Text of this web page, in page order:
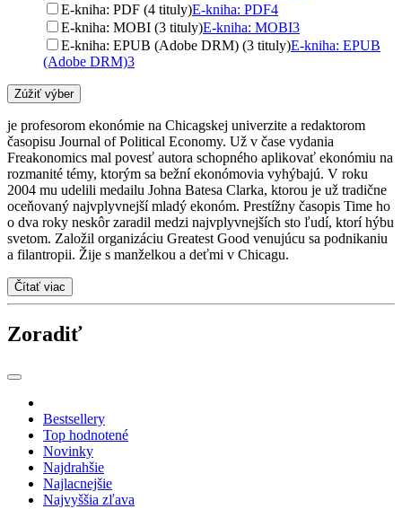
E-kniha: PDF (4 tituly)E-kniha: PDF4
E-kniha: MOBI (3 tituly)E-kniha: MOBI3
E-kniha: EPUB (Adobe DRM) (3 tituly)E-kniha: EPUB
(Adobe DRM)3
Zúžiť výber
je profesorom ekonómie na Chicagskej univerzite a redaktorom
časopisu Journal of Political Economy. Už v čase vydania
Freakonomics mal povesť autora schopného aplikovať ekonómiu na
rozmanité témy, ktorým sa bežní ekonómovia vyhýbajú. V roku
2004 mu udelili medailu Johna Batesa Clarka, ktorou je už tradične
oceňovaný najvplyvnejší mladý ekonóm. Prestížny časopis Time ho
o dva roky neskôr zaradil medzi najvplyvnejších sto ľudí, ktorí hýbu
svetom. Založil organizáciu Greatest Good venujúcu sa podnikaniu
a filantropii. Žije s manželkou a deťmi v Chicagu.
Čítať viac
Zoradiť
Bestsellery
Top hodnotené
Novinky
Najdrahšie
Najlacnejšie
Najvyššia zľava